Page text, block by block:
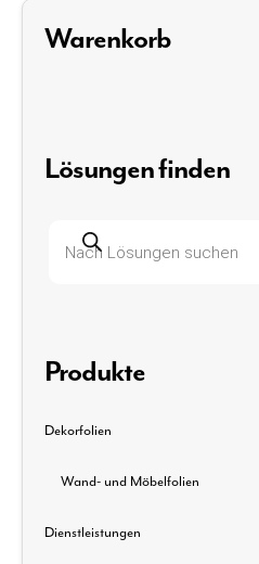
Warenkorb
Lösungen finden
Produktsuche
Produkte
Dekorfolien
Wand- und Möbelfolien
Dienstleistungen